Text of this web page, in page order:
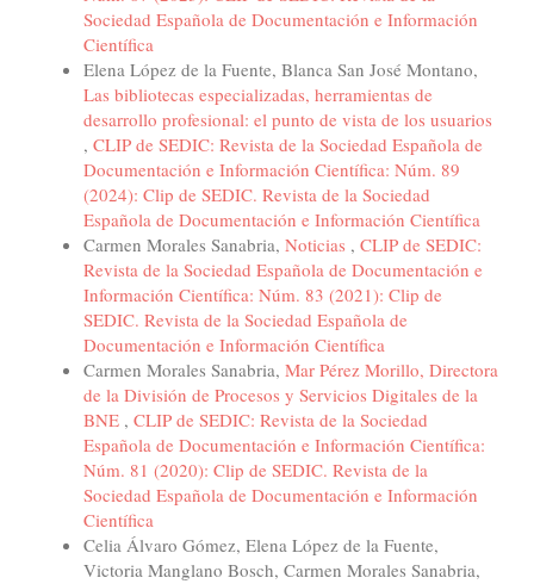
Sociedad Española de Documentación e Información
Científica
Elena López de la Fuente, Blanca San José Montano,
Las bibliotecas especializadas, herramientas de
desarrollo profesional: el punto de vista de los usuarios
, CLIP de SEDIC: Revista de la Sociedad Española de
Documentación e Información Científica: Núm. 89
(2024): Clip de SEDIC. Revista de la Sociedad
Española de Documentación e Información Científica
Carmen Morales Sanabria, Noticias , CLIP de SEDIC:
Revista de la Sociedad Española de Documentación e
Información Científica: Núm. 83 (2021): Clip de
SEDIC. Revista de la Sociedad Española de
Documentación e Información Científica
Carmen Morales Sanabria, Mar Pérez Morillo, Directora
de la División de Procesos y Servicios Digitales de la
BNE , CLIP de SEDIC: Revista de la Sociedad
Española de Documentación e Información Científica:
Núm. 81 (2020): Clip de SEDIC. Revista de la
Sociedad Española de Documentación e Información
Científica
Celia Álvaro Gómez, Elena López de la Fuente,
Victoria Manglano Bosch, Carmen Morales Sanabria,